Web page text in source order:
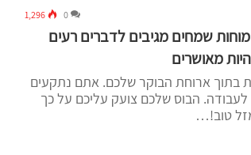
0
1,296
שמחים מגיבים לדברים רעים
מאושרים
בתוך ארוחת הבוקר שלכם. אתם נתקעים
הבוס שלכם צועק עליכם על כך
טוב!…